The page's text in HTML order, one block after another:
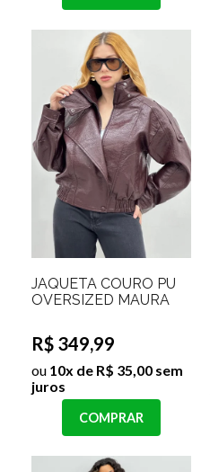
JAQUETA COURO PU
OVERSIZED MAURA
R$ 349,99
ou 10x de R$ 35,00 sem
juros
COMPRAR